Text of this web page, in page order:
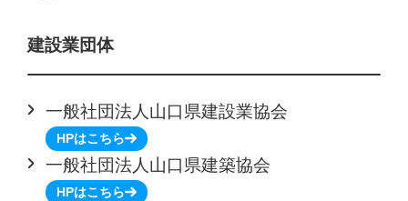
建設業団体
一般社団法人山口県建設業協会
HPはこちら
一般社団法人山口県建築協会
HPはこちら